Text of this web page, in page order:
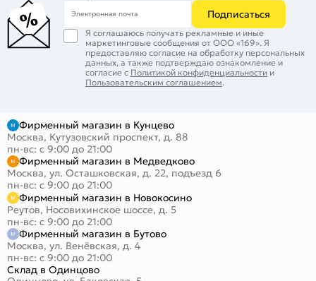
Электронная почта Подписаться
Я соглашаюсь получать рекламные и иные
маркетинговые сообщения от ООО «169». Я
предоставляю согласие на обработку персональных
данных, а также подтверждаю ознакомление и
согласие с Политикой конфиденциальности и
Пользовательским соглашением.
Фирменный магазин в Кунцево
Москва, Кутузовский проспект, д. 88
пн-вс: с 9:00 до 21:00
Фирменный магазин в Медведково
Москва, ул. Осташковская, д. 22, подъезд 6
пн-вс: с 9:00 до 21:00
Фирменный магазин в Новокосино
Реутов, Носовихинское шоссе, д. 5
пн-вс: с 9:00 до 21:00
Фирменный магазин в Бутово
Москва, ул. Венёвская, д. 4
пн-вс: с 9:00 до 21:00
Склад в Одинцово